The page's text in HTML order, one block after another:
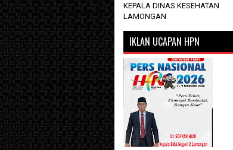
KEPALA DINAS KESEHATAN
LAMONGAN
IKLAN UCAPAN HPN